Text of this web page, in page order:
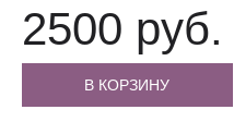
2500 руб.
В КОРЗИНУ